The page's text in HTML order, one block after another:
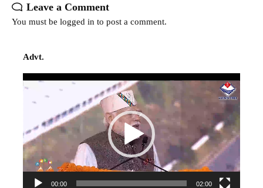
Leave a Comment
You must be logged in to post a comment.
Advt.
Video
00:00 02:00